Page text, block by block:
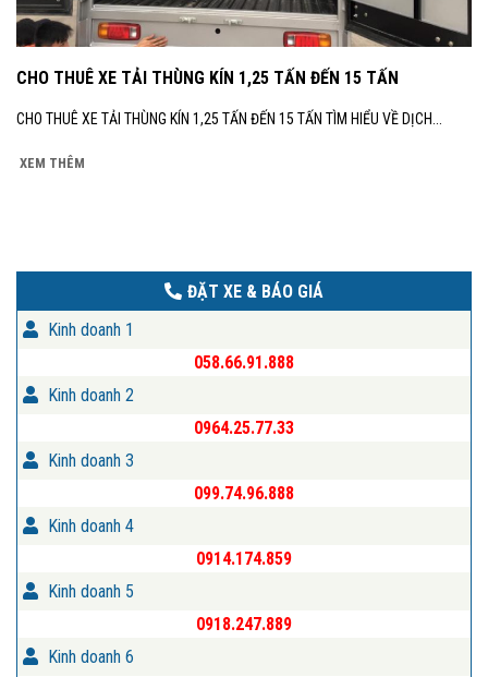
CHO THUÊ XE TẢI THÙNG KÍN 1,25 TẤN ĐẾN 15 TẤN
CHO THUÊ XE TẢI THÙNG KÍN 1,25 TẤN ĐẾN 15 TẤN TÌM HIỂU VỀ DỊCH...
XEM THÊM
ĐẶT XE & BÁO GIÁ
Kinh doanh 1
058.66.91.888
Kinh doanh 2
0964.25.77.33
Kinh doanh 3
099.74.96.888
Kinh doanh 4
0914.174.859
Kinh doanh 5
0918.247.889
Kinh doanh 6